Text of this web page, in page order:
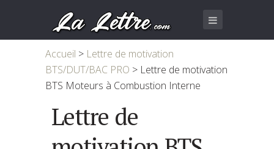
Accueil > Lettre de motivation
BTS/DUT/BAC PRO > Lettre de motivation
BTS Moteurs à Combustion Interne
Lettre de